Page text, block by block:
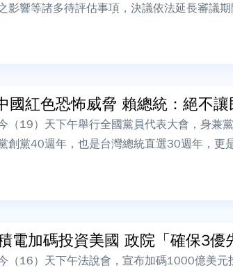
影響等諸多待評估事項，決議依法延長審議
國紅色恐怖威脅 賴總統：絕不
（19）天下午舉行全國黨員代表大會，身兼
創黨40週年，也是台灣總統直選30週年，更
電加碼投資美國 政院「確保3優
（16）天下午法說會，宣布加碼1000億美